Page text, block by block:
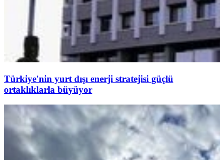
Türkiye'nin yurt dışı enerji stratejisi güçlü
ortaklıklarla büyüyor